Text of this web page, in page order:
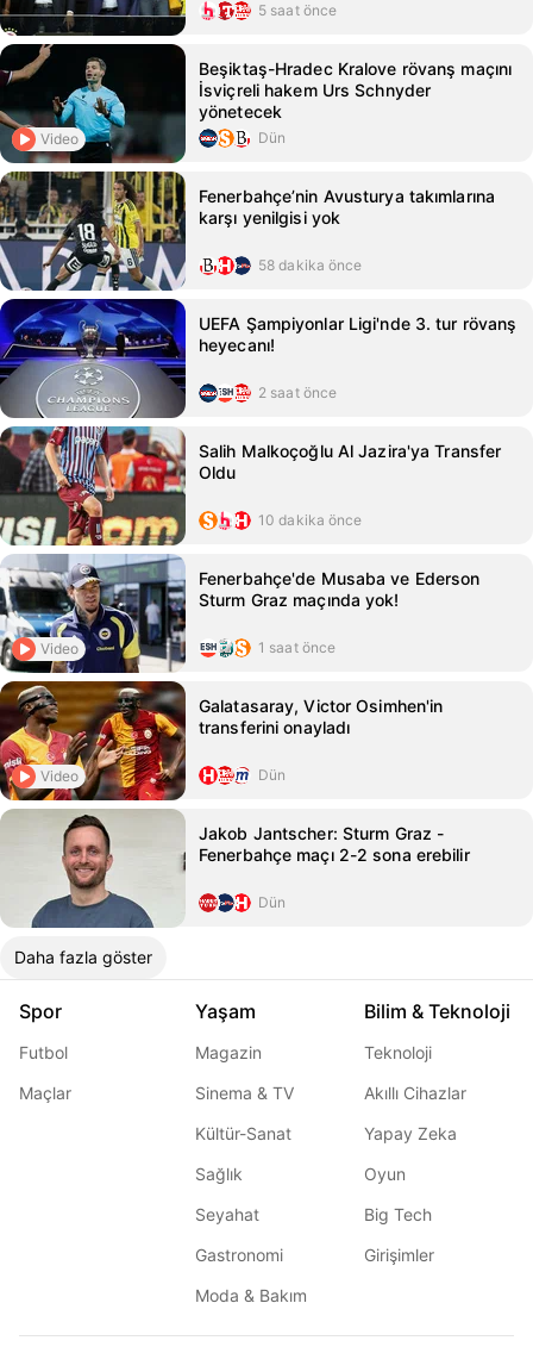
5 saat önce
Video
Beşiktaş-Hradec Kralove rövanş maçını
İsviçreli hakem Urs Schnyder
yönetecek
Dün
Fenerbahçe’nin Avusturya takımlarına
karşı yenilgisi yok
58 dakika önce
UEFA Şampiyonlar Ligi'nde 3. tur rövanş
heyecanı!
2 saat önce
Salih Malkoçoğlu Al Jazira'ya Transfer
Oldu
10 dakika önce
Video
Fenerbahçe'de Musaba ve Ederson
Sturm Graz maçında yok!
1 saat önce
Video
Galatasaray, Victor Osimhen'in
transferini onayladı
Dün
Jakob Jantscher: Sturm Graz -
Fenerbahçe maçı 2-2 sona erebilir
Dün
Daha fazla göster
Spor
Futbol
Maçlar
Yaşam
Magazin
Sinema & TV
Kültür-Sanat
Sağlık
Seyahat
Gastronomi
Moda & Bakım
Bilim & Teknoloji
Teknoloji
Akıllı Cihazlar
Yapay Zeka
Oyun
Big Tech
Girişimler